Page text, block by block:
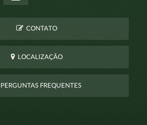
CONTATO
LOCALIZAÇÃO
PERGUNTAS FREQUENTES